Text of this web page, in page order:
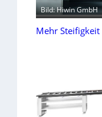
Bild: Hiwin GmbH
Mehr